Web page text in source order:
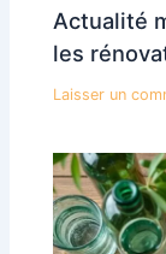
Actualité
les
Laisser un